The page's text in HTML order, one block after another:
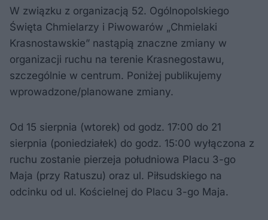
W związku z organizacją 52. Ogólnopolskiego
Święta Chmielarzy i Piwowarów „Chmielaki
Krasnostawskie” nastąpią znaczne zmiany w
organizacji ruchu na terenie Krasnegostawu,
szczególnie w centrum. Poniżej publikujemy
wprowadzone/planowane zmiany.
Od 15 sierpnia (wtorek) od godz. 17:00 do 21
sierpnia (poniedziałek) do godz. 15:00 wyłączona z
ruchu zostanie pierzeja południowa Placu 3-go
Maja (przy Ratuszu) oraz ul. Piłsudskiego na
odcinku od ul. Kościelnej do Placu 3-go Maja.